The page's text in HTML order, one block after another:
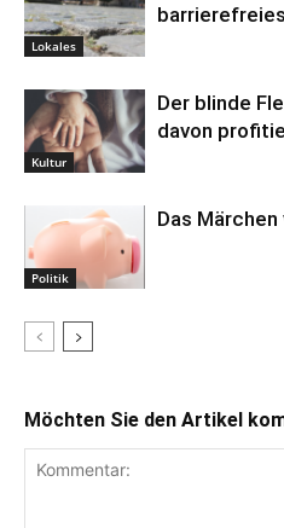
Lokales
Kultur
Der blinde
davon
Politik
Das
Möchten Sie den Artikel